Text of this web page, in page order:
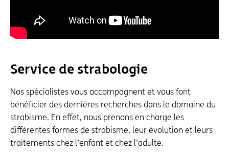
Service de strabologie
Nos spécialistes vous accompagnent et vous font
bénéficier des dernières recherches dans le domaine du
strabisme. En effet, nous prenons en charge les
différentes formes de strabisme, leur évolution et leurs
traitements chez l’enfant et chez l’adulte.